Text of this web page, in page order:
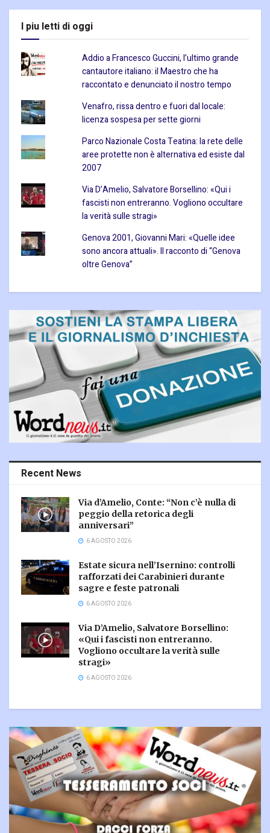
I piu letti di oggi
Addio a Francesco Guccini, l’ultimo grande
cantautore italiano: il Maestro che ha
raccontato e denunciato il nostro tempo
Venafro, rissa dentro e fuori dal locale:
licenza sospesa per sette giorni
Parco Nazionale Costa Teatina: la rete delle
aree protette non è alternativa ed esiste dal
2007
Via D’Amelio, Salvatore Borsellino: «Qui i
fascisti non entreranno. Vogliono occultare
la verità sulle stragi»
Genova 2001, Giovanni Mari: «Quelle idee
sono ancora attuali». Il racconto di “Genova
oltre Genova”
Recent News
Via d’Amelio, Conte: “Non c’è nulla di
peggio della retorica degli
anniversari”
6 AGOSTO 2026
Estate sicura nell’Isernino: controlli
rafforzati dei Carabinieri durante
sagre e feste patronali
6 AGOSTO 2026
Via D’Amelio, Salvatore Borsellino:
«Qui i fascisti non entreranno.
Vogliono occultare la verità sulle
stragi»
6 AGOSTO 2026